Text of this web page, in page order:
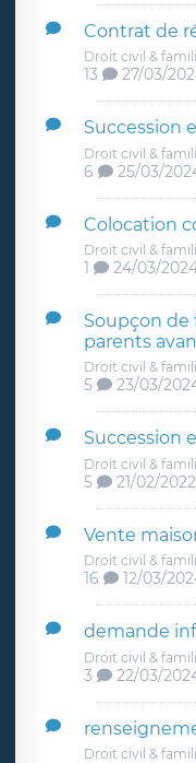
Contrat de
Droit civil &
13 27/03/
Succession
Droit civil &
6 25/03/
Colocation
Droit civil &
1 24/03/
Soupçon de
parents
Droit civil &
5 23/03/
Succession
Droit civil &
5 21/02/2022
Vente
Droit civil &
16 12/03/
demande
Droit civil &
3 22/03/
Droit civil &